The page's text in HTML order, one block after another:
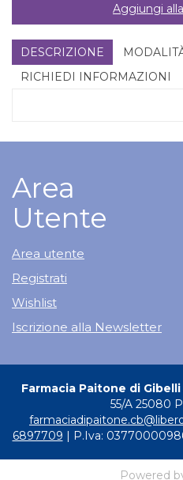
Aggiungi
DESCRIZIONE
RICHIEDI INFORMAZIONI
Area
Utente
Area utente
Registrati
Wishlist
Iscrizione alla Newsletter
Farmacia Paitone di
55/A 25080
6897709 | P.Iva:
Powered